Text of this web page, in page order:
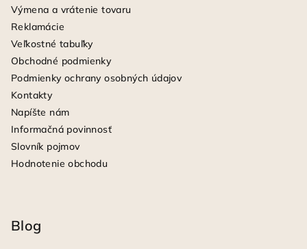
Výmena a vrátenie tovaru
Reklamácie
Veľkostné tabuľky
Obchodné podmienky
Podmienky ochrany osobných údajov
Kontakty
Napíšte nám
Informačná povinnosť
Slovník pojmov
Hodnotenie obchodu
Blog